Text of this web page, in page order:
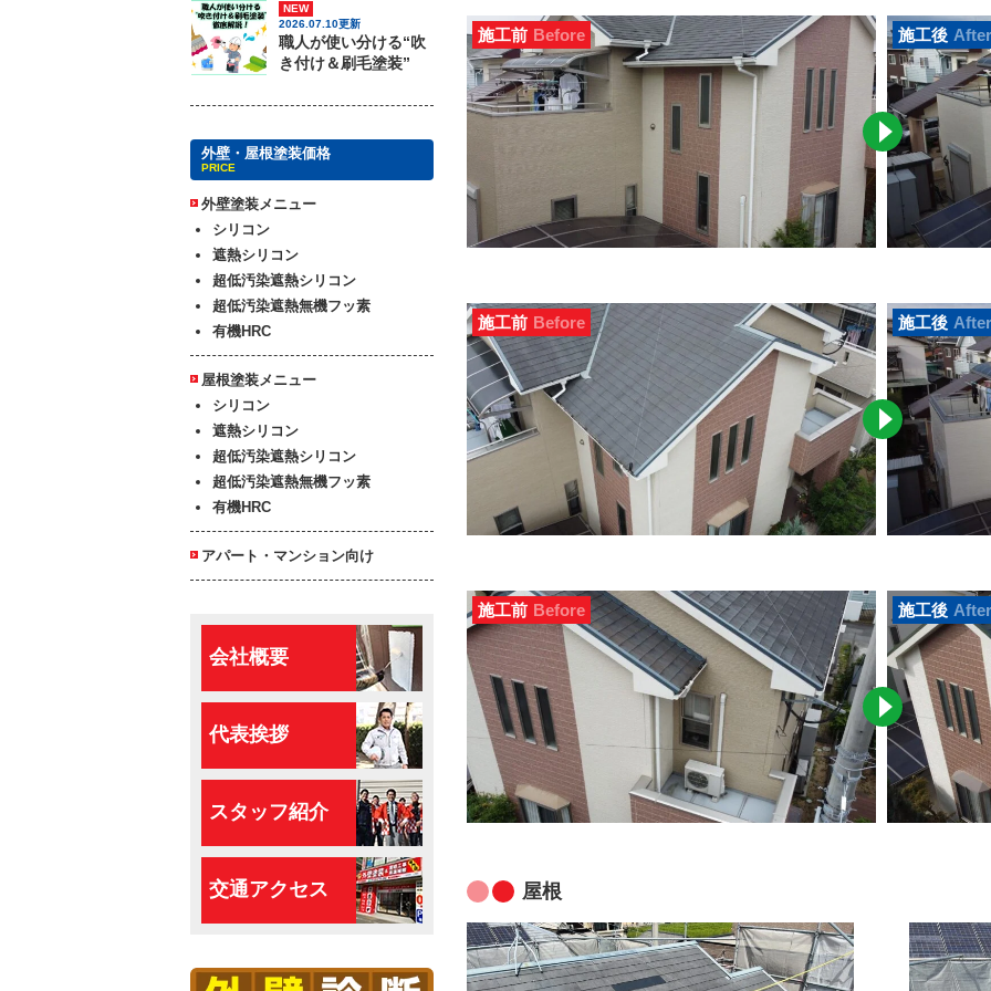
施工前 Before 施工後 After
施工前 Before 施工後 After
施工前 Before 施工後 After
屋根
NEW
2026.07.10更新
職人が使い分ける“吹
き付け＆刷毛塗装”
外壁・屋根塗装価格
PRICE
外壁塗装メニュー
シリコン
遮熱シリコン
超低汚染遮熱シリコン
超低汚染遮熱無機フッ素
有機HRC
屋根塗装メニュー
シリコン
遮熱シリコン
超低汚染遮熱シリコン
超低汚染遮熱無機フッ素
有機HRC
アパート・マンション向け
会社概要
代表挨拶
スタッフ紹介
交通アクセス